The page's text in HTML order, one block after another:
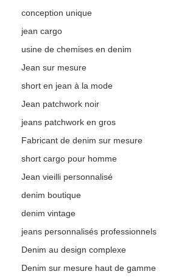
conception unique
jean cargo
usine de chemises en denim
Jean sur mesure
short en jean à la mode
Jean patchwork noir
jeans patchwork en gros
Fabricant de denim sur mesure
short cargo pour homme
Jean vieilli personnalisé
denim boutique
denim vintage
jeans personnalisés professionnels
Denim au design complexe
Denim sur mesure haut de gamme